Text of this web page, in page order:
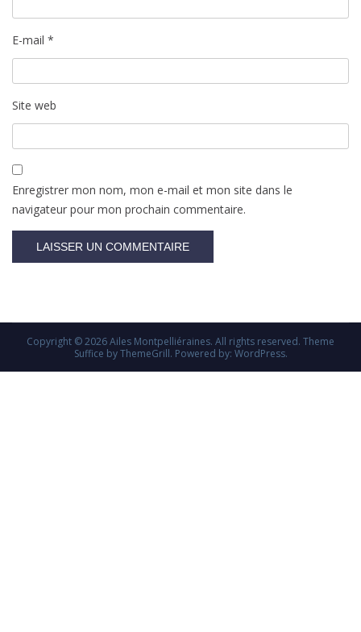
E-mail *
Site web
Enregistrer mon nom, mon e-mail et mon site dans le
navigateur pour mon prochain commentaire.
Copyright © 2026Ailes Montpelliéraines. All rights reserved. Theme
Suffice by ThemeGrill. Powered by: WordPress.